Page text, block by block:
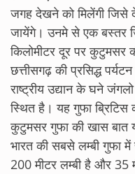
जगह देखने को मिलेंगी जिसे
जायेंगे। उनमे से एक बस्तर
किलोमीटर दूर पर
छत्तीसगढ़ की प्रसिद्ध
राष्ट्रीय उद्यान के घने
स्थित है। यह गुफा ब्रिटिस
कुटुमसर गुफा की खास बात
भारत की सबसे लम्बी गुफा
200 मीटर लम्बी है और 35